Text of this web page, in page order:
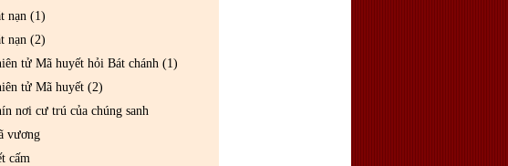
nạn (1)
nạn (2)
tử Mã huyết hỏi Bát chánh (1)
tử Mã huyết (2)
nơi cư trú của chúng sanh
vương
cấm